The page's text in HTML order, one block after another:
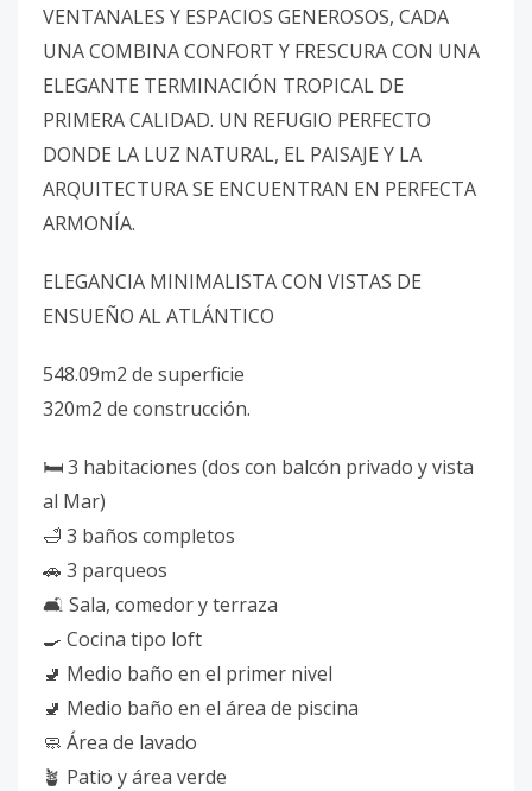
VENTANALES Y ESPACIOS GENEROSOS, CADA
UNA COMBINA CONFORT Y FRESCURA CON UNA
ELEGANTE TERMINACIÓN TROPICAL DE
PRIMERA CALIDAD. UN REFUGIO PERFECTO
DONDE LA LUZ NATURAL, EL PAISAJE Y LA
ARQUITECTURA SE ENCUENTRAN EN PERFECTA
ARMONÍA.
ELEGANCIA MINIMALISTA CON VISTAS DE
ENSUEÑO AL ATLÁNTICO
548.09m2 de superficie
320m2 de construcción.
🛏️ 3 habitaciones (dos con balcón privado y vista
al Mar)
🛁 3 baños completos
🚗 3 parqueos
🛋️ Sala, comedor y terraza
🍳 Cocina tipo loft
🚽 Medio baño en el primer nivel
🚽 Medio baño en el área de piscina
🧼 Área de lavado
🪴 Patio y área verde